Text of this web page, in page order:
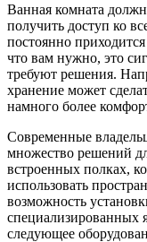
Ванная комната
получить доступ ко
постоянно
что вам нужно, это
требуют решения.
хранение может
намного более
Современные
множество решений
встроенных полках,
использовать
возможность
специализированных
следующее